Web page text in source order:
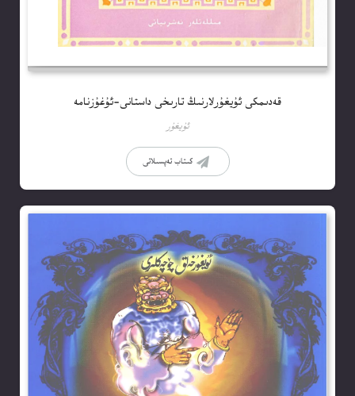
قەدىمكى ئۇيغۇرلارنىڭ تارىخى داستانى-ئۇغۇزنامە
ئۇيغۇر
كىتاب تەپسىلاتى